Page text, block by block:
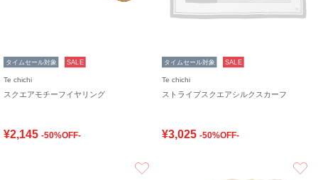
タイムセール対象 SALE
Te chichi
スクエアモチーフイヤリング
¥2,145 -50%OFF-
タイムセール対象 SALE
Te chichi
ストライプスクエアシルクスカーフ
¥3,025 -50%OFF-